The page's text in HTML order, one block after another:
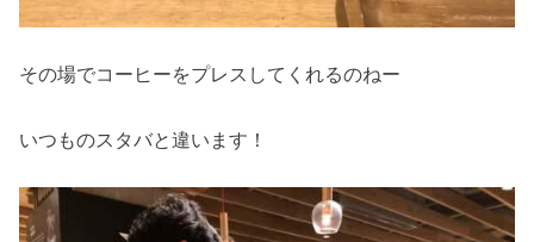
その場でコーヒーをプレスしてくれるのねー
いつものスタバと違います！